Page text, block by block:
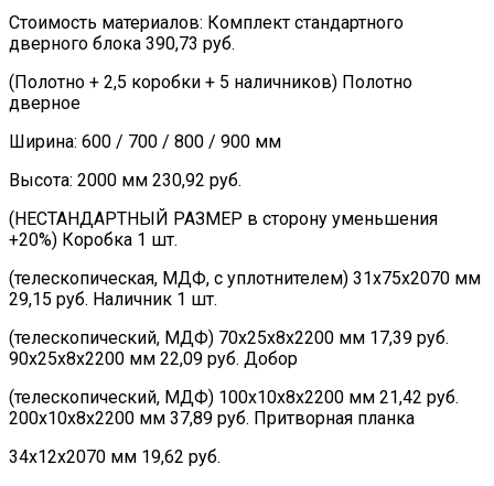
Стоимость материалов: Комплект стандартного
дверного блока 390,73 руб.
(Полотно + 2,5 коробки + 5 наличников) Полотно
дверное
Ширина: 600 / 700 / 800 / 900 мм
Высота: 2000 мм 230,92 руб.
(НЕСТАНДАРТНЫЙ РАЗМЕР в сторону уменьшения
+20%) Коробка 1 шт.
(телескопическая, МДФ, с уплотнителем) 31х75х2070 мм
29,15 руб. Наличник 1 шт.
(телескопический, МДФ) 70х25х8х2200 мм 17,39 руб.
90х25х8х2200 мм 22,09 руб. Добор
(телескопический, МДФ) 100х10х8х2200 мм 21,42 руб.
200х10х8х2200 мм 37,89 руб. Притворная планка
34х12х2070 мм 19,62 руб.